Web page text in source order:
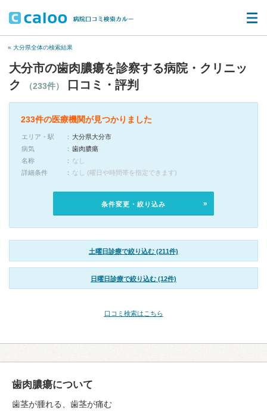
« 大分県全体の検索結果
大分市の歯肉膿瘍を診察する病院・クリニッ
ク
（233件） 口コミ・評判
233件の医療機関が見つかりました
エリア・駅
大分県大分市
病気
歯肉膿瘍
名称
なし
詳細条件
なし (曜日や時間帯を指定できます)
条件変更・絞り込み
土曜日診療で絞り込む (211件)
日曜日診療で絞り込む (12件)
口コミ検索はこちら
歯肉膿瘍について
歯茎が腫れる、歯茎が痛む